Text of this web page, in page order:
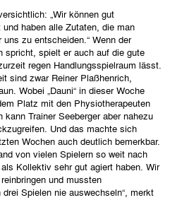
„Wir können gut
haben alle Zutaten, die man
zu entscheiden.“ Wenn der
spricht, spielt er auch auf die gute
regen Handlungsspielraum lässt.
sind zwar Reiner Plaßhenrich,
Wobei „Dauni“ in dieser Woche
Platz mit den Physiotherapeuten
Trainer Seeberger aber nahezu
Und das machte sich
Wochen auch deutlich bemerkbar.
von vielen Spielern so weit nach
Kollektiv sehr gut agiert haben. Wir
und mussten
Spielen nie auswechseln“, merkt